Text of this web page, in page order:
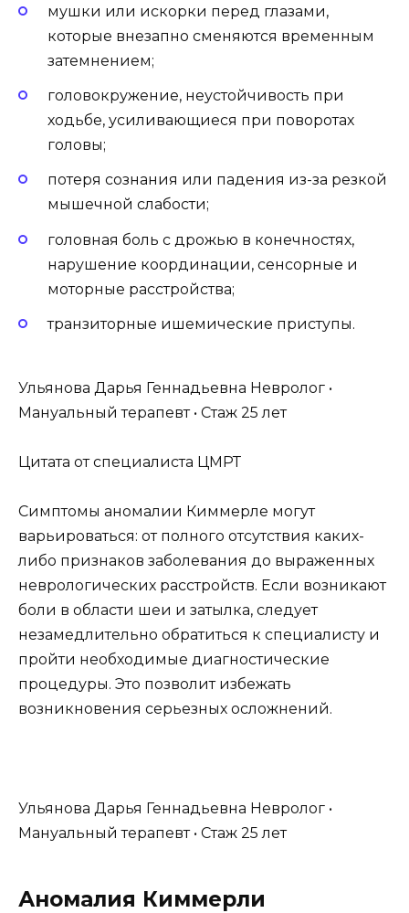
мушки или искорки перед глазами,
которые внезапно сменяются временным
затемнением;
головокружение, неустойчивость при
ходьбе, усиливающиеся при поворотах
головы;
потеря сознания или падения из-за резкой
мышечной слабости;
головная боль с дрожью в конечностях,
нарушение координации, сенсорные и
моторные расстройства;
транзиторные ишемические приступы.
Ульянова Дарья Геннадьевна Невролог •
Мануальный терапевт • Стаж 25 лет
Цитата от специалиста ЦМРТ
Симптомы аномалии Киммерле могут
варьироваться: от полного отсутствия каких-
либо признаков заболевания до выраженных
неврологических расстройств. Если возникают
боли в области шеи и затылка, следует
незамедлительно обратиться к специалисту и
пройти необходимые диагностические
процедуры. Это позволит избежать
возникновения серьезных осложнений.
Ульянова Дарья Геннадьевна Невролог •
Мануальный терапевт • Стаж 25 лет
Аномалия Киммерли